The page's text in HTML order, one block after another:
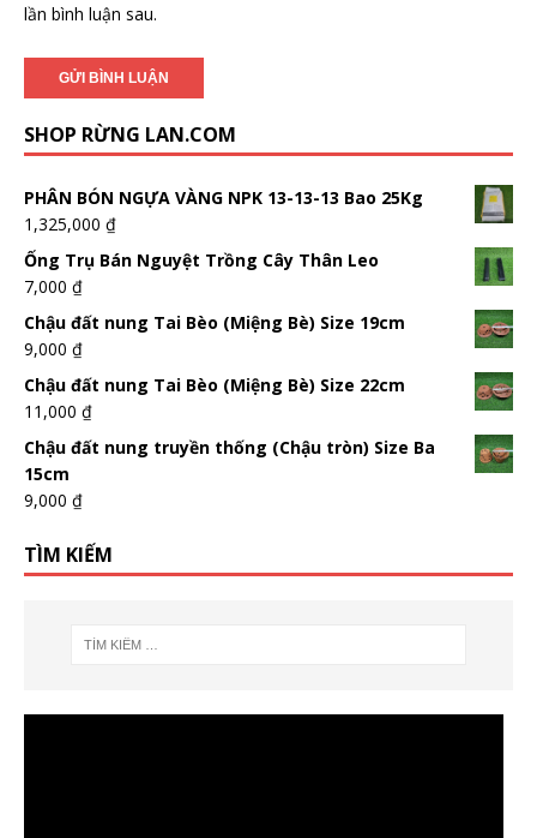
lần bình luận sau.
SHOP RỪNG LAN.COM
PHÂN BÓN NGỰA VÀNG NPK 13-13-13 Bao 25Kg
1,325,000 ₫
Ống Trụ Bán Nguyệt Trồng Cây Thân Leo
7,000 ₫
Chậu đất nung Tai Bèo (Miệng Bè) Size 19cm
9,000 ₫
Chậu đất nung Tai Bèo (Miệng Bè) Size 22cm
11,000 ₫
Chậu đất nung truyền thống (Chậu tròn) Size Ba
15cm
9,000 ₫
TÌM KIẾM